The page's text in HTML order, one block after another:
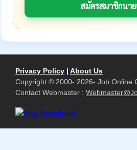
สมัครสมาชิกนาย
Privacy Policy | About Us
Copyright © 2000- 2026- Job Online
Contact Webmaster :